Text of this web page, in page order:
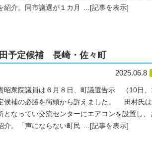
紹介。同市議選が１カ月
… [記事を表示]
予定候補 長崎・佐々町
2025.06.8
衆院議員は６月８日、町議選告示 （10日、
候補の必勝を街頭から訴えました。 田村氏
となってい交流センターにエアコンを設置し
介。「声にならない町民 … [記事を表示]